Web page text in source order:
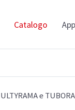
Catalogo
e